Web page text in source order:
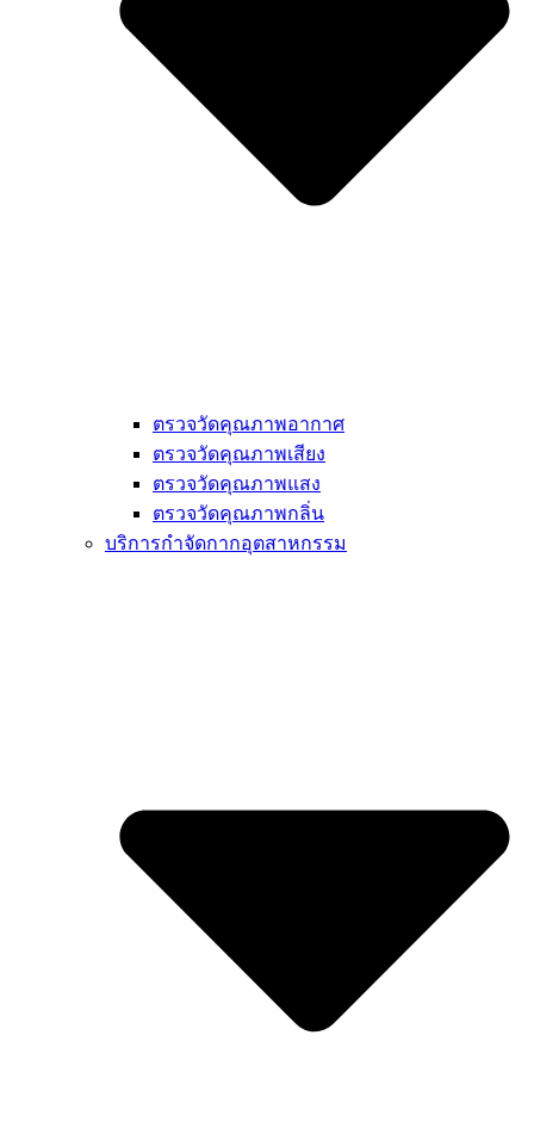
ตรวจวัดคุณภาพอากาศ
ตรวจวัดคุณภาพเสียง
ตรวจวัดคุณภาพแสง
ตรวจวัดคุณภาพกลิ่น
บริการกำจัดกากอุตสาหกรรม